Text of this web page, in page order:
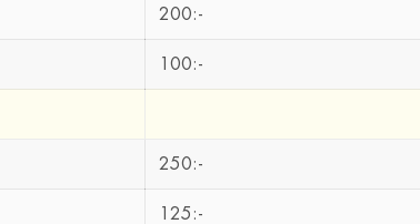
200:-
100:-
250:-
125:-